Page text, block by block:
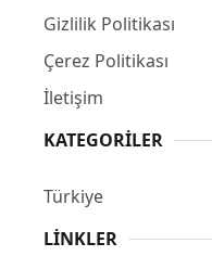
Gizlilik Politikası
Çerez Politikası
İletişim
KATEGORILER
Türkiye
LINKLER